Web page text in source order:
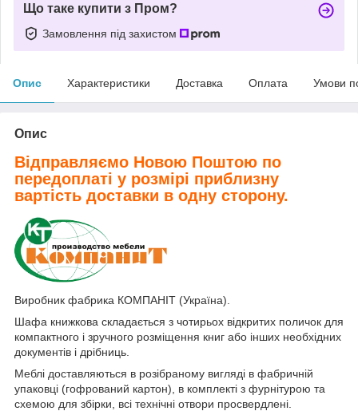
Що таке купити з Пром?
Замовлення під захистом
Опис Характеристики Доставка Оплата Умови
Опис
Відправляємо Новою Поштою по
передоплаті у розмірі приблизну
вартість доставки в одну сторону.
Виробник фабрика КОМПАНІТ (Україна).
Шафа книжкова складається з чотирьох відкритих поличок для
компактного і зручного розміщення книг або інших необхідних
документів і дрібниць.
Меблі доставляються в розібраному вигляді в фабричній
упаковці (гофрований картон), в комплекті з фурнітурою та
схемою для збірки, всі технічні отвори просвердлені.